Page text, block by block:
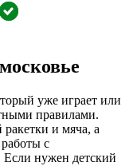
уже играет или
правилами.
и мяча, а
с
нужен детский